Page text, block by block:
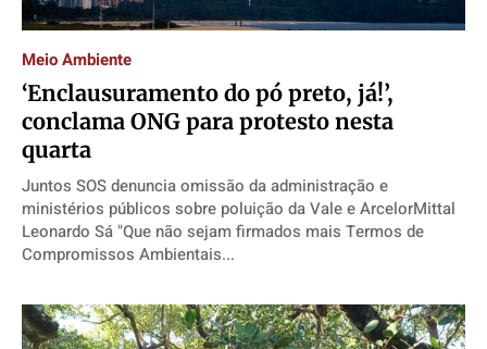
Meio Ambiente
‘Enclausuramento do pó preto, já!’,
conclama ONG para protesto nesta
quarta
Juntos SOS denuncia omissão da administração e
ministérios públicos sobre poluição da Vale e ArcelorMittal
Leonardo Sá "Que não sejam firmados mais Termos de
Compromissos Ambientais...